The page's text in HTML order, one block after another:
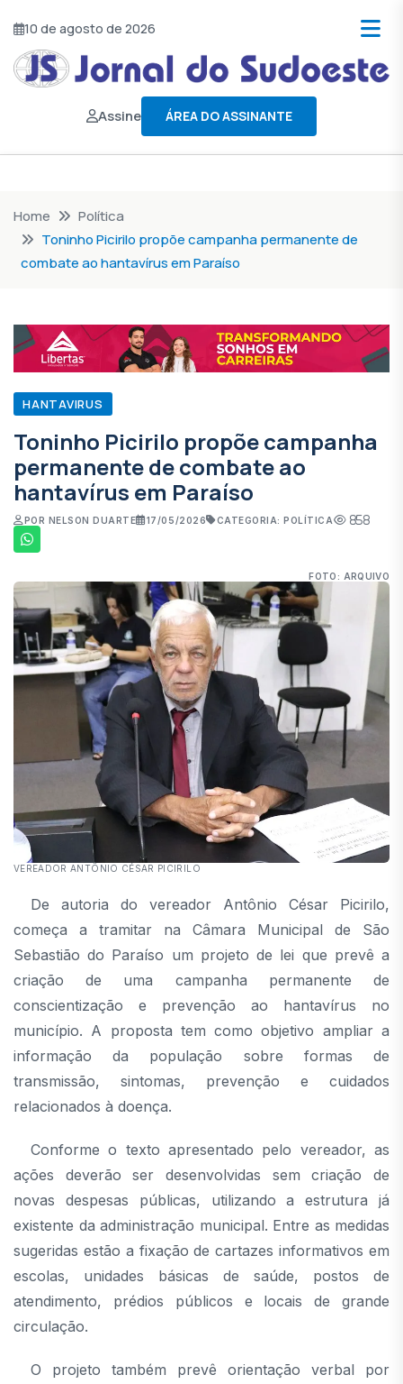
10 de agosto de 2026
Assine ÁREA DO ASSINANTE
Home
Política
Toninho Picirilo propõe campanha permanente de
combate ao hantavírus em Paraíso
HANTAVIRUS
Toninho Picirilo propõe campanha
permanente de combate ao
hantavírus em Paraíso
POR NELSON DUARTE 17/05/2026 CATEGORIA: POLÍTICA 858
FOTO: ARQUIVO
VEREADOR ANTÔNIO CÉSAR PICIRILO
De autoria do vereador Antônio César Picirilo,
começa a tramitar na Câmara Municipal de São
Sebastião do Paraíso um projeto de lei que prevê a
criação de uma campanha permanente de
conscientização e prevenção ao hantavírus no
município. A proposta tem como objetivo ampliar a
informação da população sobre formas de
transmissão, sintomas, prevenção e cuidados
relacionados à doença.
Conforme o texto apresentado pelo vereador, as
ações deverão ser desenvolvidas sem criação de
novas despesas públicas, utilizando a estrutura já
existente da administração municipal. Entre as medidas
sugeridas estão a fixação de cartazes informativos em
escolas, unidades básicas de saúde, postos de
atendimento, prédios públicos e locais de grande
circulação.
O projeto também prevê orientação verbal por